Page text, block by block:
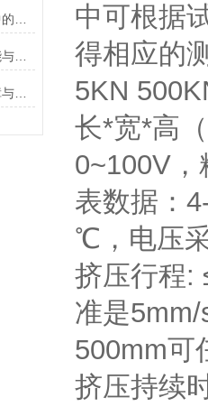
电池防爆高低温试验机的防爆功能与安全保障说明
电池挤压针刺试验机的安全性保障与风险控制介绍
中可根据
得相应的
5KN
长*宽*高
0~100V
表数据：
℃，电压
挤压行程:
准是
500mm可
挤压持续